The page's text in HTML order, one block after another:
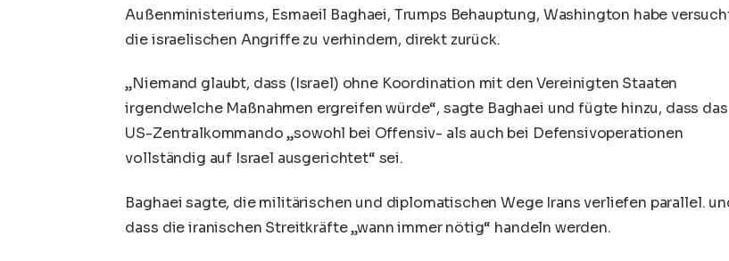
Außenministeriums, Esmaeil Baghaei, Trumps Behauptung, Washington habe
die israelischen Angriffe zu verhindern, direkt zurück.
„Niemand glaubt, dass (Israel) ohne Koordination mit den Vereinigten Staaten
irgendwelche Maßnahmen ergreifen würde“, sagte Baghaei und fügte hinzu, dass das
US-Zentralkommando „sowohl bei Offensiv- als auch bei Defensivoperationen
vollständig auf Israel ausgerichtet“ sei.
Baghaei sagte, die militärischen und diplomatischen Wege Irans verliefen parallel.
dass die iranischen Streitkräfte „wann immer nötig“ handeln werden.